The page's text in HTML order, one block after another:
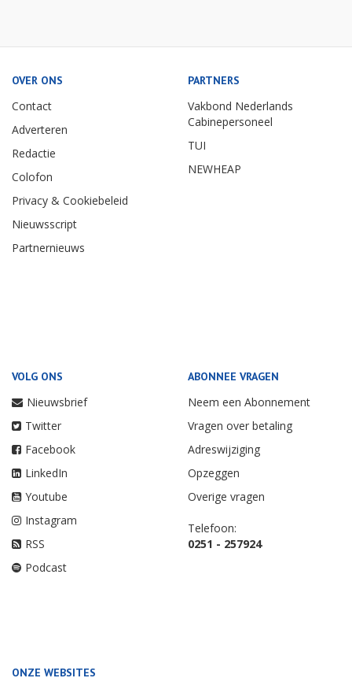
OVER ONS
Contact
Adverteren
Redactie
Colofon
Privacy & Cookiebeleid
Nieuwsscript
Partnernieuws
PARTNERS
Vakbond Nederlands
Cabinepersoneel
TUI
NEWHEAP
VOLG ONS
Nieuwsbrief
Twitter
Facebook
LinkedIn
Youtube
Instagram
RSS
Podcast
ABONNEE VRAGEN
Neem een Abonnement
Vragen over betaling
Adreswijziging
Opzeggen
Overige vragen
Telefoon:
0251 - 257924
ONZE WEBSITES